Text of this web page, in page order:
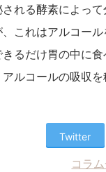
れる酵素によっ
これはアルコー
るだけ胃の中に
ルコールの吸収を
Twitter
コラ